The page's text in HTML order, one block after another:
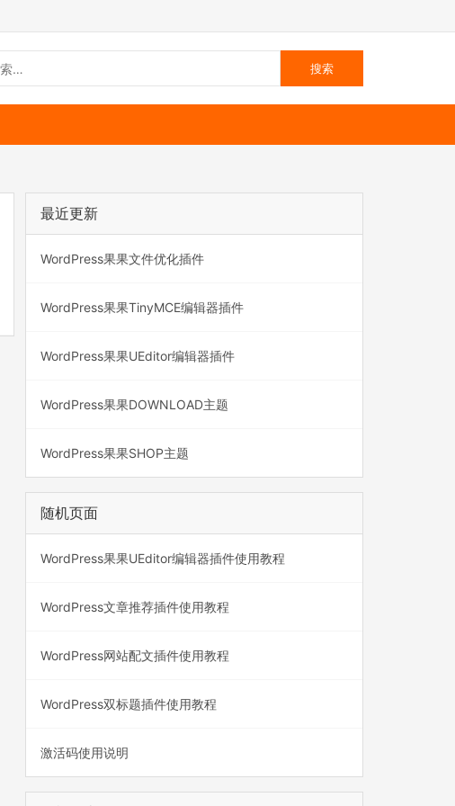
最近更新
WordPress果果文件优化插件
WordPress果果TinyMCE编辑器插件
WordPress果果UEditor编辑器插件
WordPress果果DOWNLOAD主题
WordPress果果SHOP主题
随机页面
WordPress果果UEditor编辑器插件使用教程
WordPress文章推荐插件使用教程
WordPress网站配文插件使用教程
WordPress双标题插件使用教程
激活码使用说明